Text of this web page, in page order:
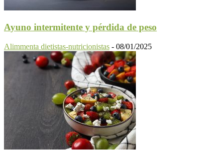
Ayuno intermitente y pérdida de peso
Alimmenta dietistas-nutricionistas - 08/01/2025